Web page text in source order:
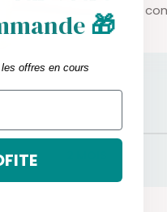
🎁
offres en cours